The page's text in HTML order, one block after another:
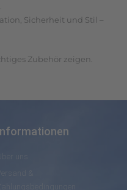
Sicherheit und Stil –
Zubehör zeigen.